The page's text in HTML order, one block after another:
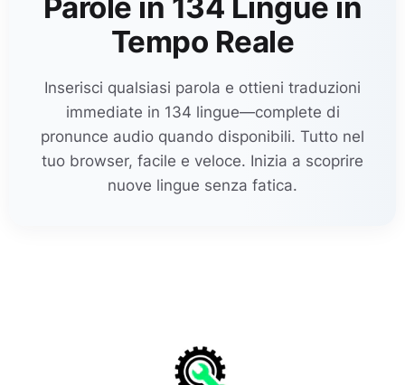
Parole in 134 Lingue in
Tempo Reale
Inserisci qualsiasi parola e ottieni traduzioni
immediate in 134 lingue—complete di
pronunce audio quando disponibili. Tutto nel
tuo browser, facile e veloce. Inizia a scoprire
nuove lingue senza fatica.